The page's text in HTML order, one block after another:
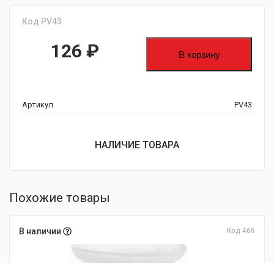
Код PV43
126 ₽ В корзину
Артикул PV43
НАЛИЧИЕ ТОВАРА
Похожие товары
В наличии Код 466